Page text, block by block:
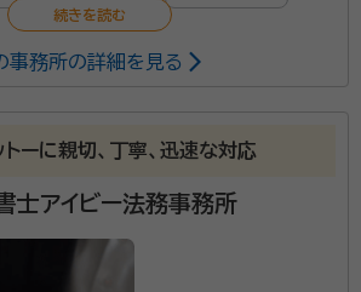
課長など刑事部門で２０年余りの経歴。行政書士
０２０年から中川行政書士事務所を開業。 資格と
す。
争族）になることも少なくありません。
相続診断士の知識やＡＤＲ（裁判外
人の経験を活かすとともに、予防法
事務所の詳細を見る
ーに親切、丁寧、迅速な対応
士アイビー法務事務所